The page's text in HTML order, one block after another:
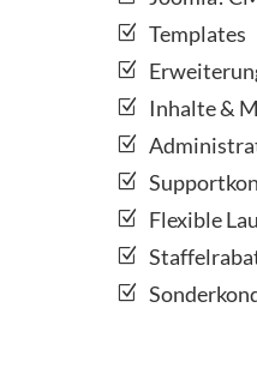
Templates
Inhalte &
Flexible